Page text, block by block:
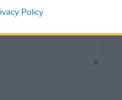
Policy
στην
υπάρχουν ενεργές